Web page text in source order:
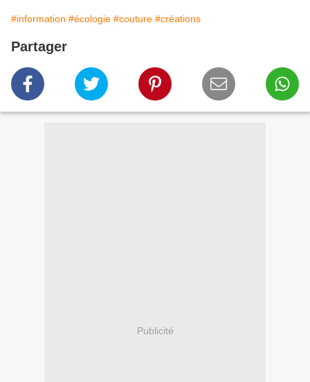
#information #écologie #couture #créations
Partager
Publicité